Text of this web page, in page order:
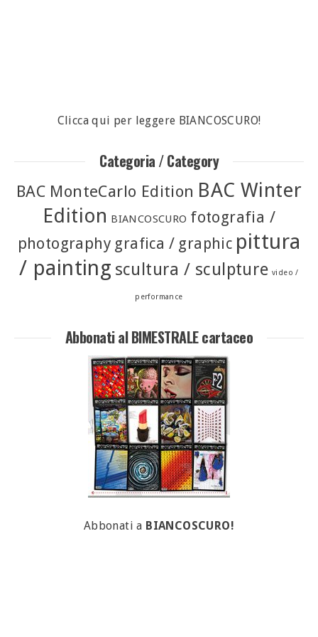
Clicca qui per leggere BIANCOSCURO!
Categoria / Category
BAC MonteCarlo Edition BAC Winter
Edition BIANCOSCURO fotografia /
photography grafica / graphic pittura
/ painting scultura / sculpture video /
performance
Abbonati al BIMESTRALE cartaceo
Abbonati a BIANCOSCURO!